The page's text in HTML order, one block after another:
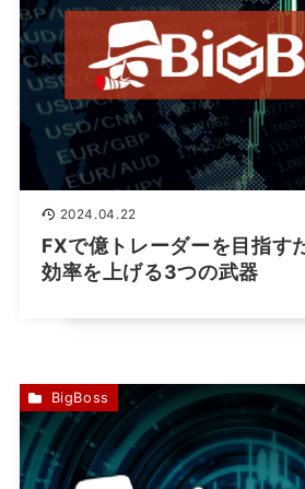
2024.04.22
FXで億トレーダーを目指す
効率を上げる3つの武器
BigBoss